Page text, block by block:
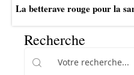
La betterave rouge pour la
Recherche